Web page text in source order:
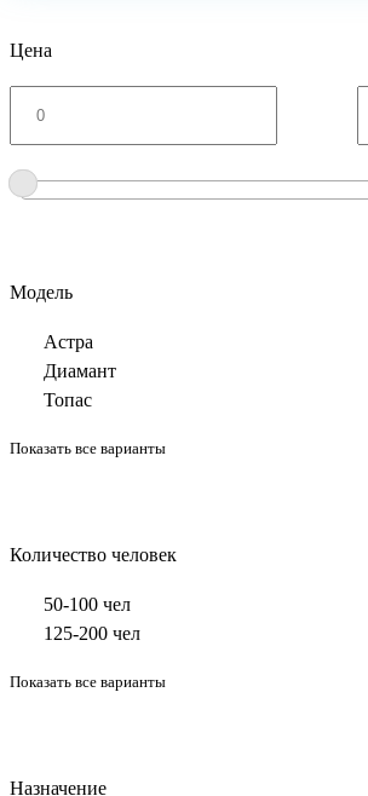
Цена
Модель
Астра
Диамант
Топас
Показать все варианты
Количество человек
50-100 чел
125-200 чел
Показать все варианты
Назначение